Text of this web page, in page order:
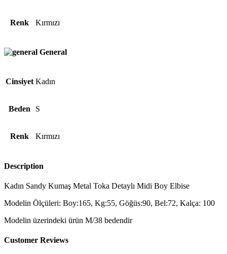
Renk Kırmızı
General
Cinsiyet Kadın
Beden S
Renk Kırmızı
Description
Kadın Sandy Kumaş Metal Toka Detaylı Midi Boy Elbise
Modelin Ölçüleri: Boy:165, Kg:55, Göğüs:90, Bel:72, Kalça: 100
Modelin üzerindeki ürün M/38 bedendir
Customer Reviews